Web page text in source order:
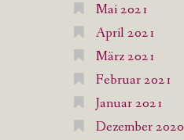
Mai 2021
April 2021
März 2021
Februar 2021
Januar 2021
Dezember 2020